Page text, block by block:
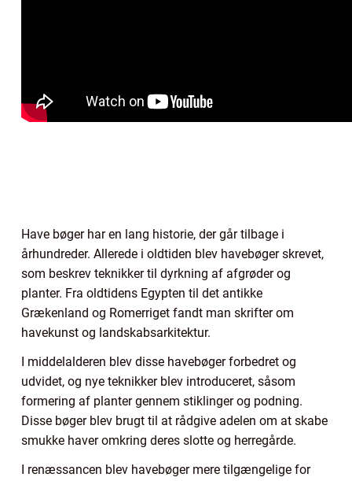
Have bøger har en lang historie, der går tilbage i
århundreder. Allerede i oldtiden blev havebøger skrevet,
som beskrev teknikker til dyrkning af afgrøder og
planter. Fra oldtidens Egypten til det antikke
Grækenland og Romerriget fandt man skrifter om
havekunst og landskabsarkitektur.
I middelalderen blev disse havebøger forbedret og
udvidet, og nye teknikker blev introduceret, såsom
formering af planter gennem stiklinger og podning.
Disse bøger blev brugt til at rådgive adelen om at skabe
smukke haver omkring deres slotte og herregårde.
I renæssancen blev havebøger mere tilgængelige for